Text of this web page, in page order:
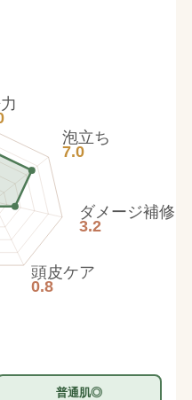
泡立ち
7.0
ダメージ補修
3.2
頭皮ケア
0.8
普通肌◎